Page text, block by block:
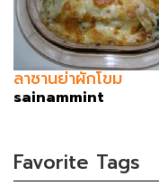
ลาซานย่าผักโขม
sainammint
Favorite Tags